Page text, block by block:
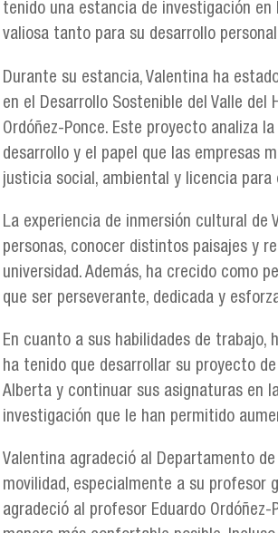
tenido una estancia de investigación en
valiosa tanto para su desarrollo
Durante su estancia, Valentina ha
en el Desarrollo Sostenible del Valle del
Ordóñez-Ponce. Este proyecto analiza
desarrollo y el papel que las empresas
justicia social, ambiental y licencia para
La experiencia de inmersión cultural
personas, conocer distintos paisajes y
universidad. Además, ha crecido como
que ser perseverante, dedicada y
En cuanto a sus habilidades de trabajo,
ha tenido que desarrollar su proyecto
Alberta y continuar sus asignaturas en
investigación que le han permitido
Valentina agradeció al Departamento
movilidad, especialmente a su profesor
agradeció al profesor Eduardo